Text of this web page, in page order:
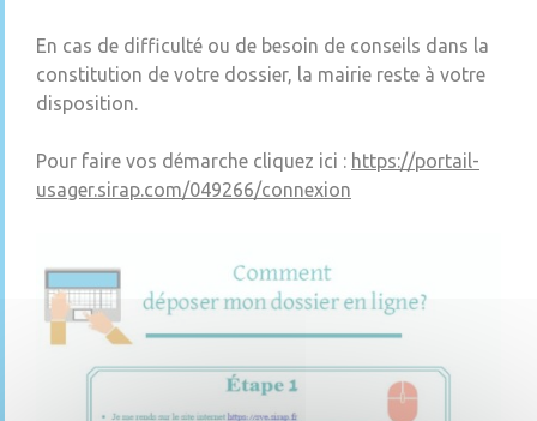
En cas de difficulté ou de besoin de conseils dans la
constitution de votre dossier, la mairie reste à votre
disposition.
Pour faire vos démarche cliquez ici : https://portail-
usager.sirap.com/049266/connexion